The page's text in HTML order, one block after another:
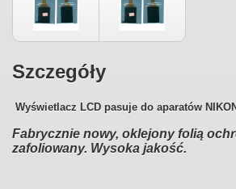
Szczegóły
Wyświetlacz LCD pasuje do aparatów
Fabrycznie nowy, oklejony folią
zafoliowany. Wysoka jakość.